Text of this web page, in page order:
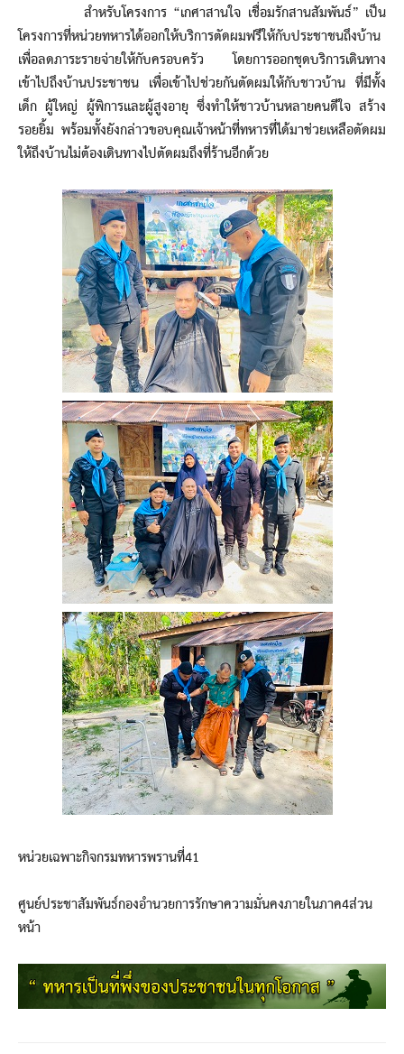
สำหรับโครงการ “เกศาสานใจ เชื่อมรักสานสัมพันธ์” เป็น
โครงการที่หน่วยทหารได้ออกให้บริการตัดผมฟรีให้กับประชาชนถึงบ้าน
เพื่อลดภาระรายจ่ายให้กับครอบครัว โดยการออกชุดบริการเดินทาง
เข้าไปถึงบ้านประชาชน เพื่อเข้าไปช่วยกันตัดผมให้กับชาวบ้าน ที่มีทั้ง
เด็ก ผู้ใหญ่ ผู้พิการและผู้สูงอายุ ซึ่งทำให้ชาวบ้านหลายคนดีใจ สร้าง
รอยยิ้ม พร้อมทั้งยังกล่าวขอบคุณเจ้าหน้าที่ทหารที่ได้มาช่วยเหลือตัดผม
ให้ถึงบ้านไม่ต้องเดินทางไปตัดผมถึงที่ร้านอีกด้วย
หน่วยเฉพาะกิจกรมทหารพรานที่41
ศูนย์ประชาสัมพันธ์กองอำนวยการรักษาความมั่นคงภายในภาค4ส่วน
หน้า